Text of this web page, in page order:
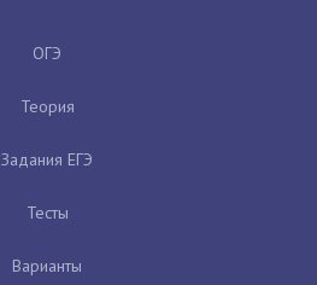
ОГЭ
Теория
Задания ЕГЭ
Тесты
Варианты